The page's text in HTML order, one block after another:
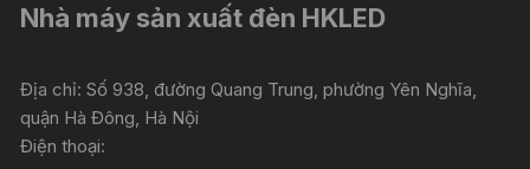
Nhà máy sản xuất đèn HKLED
Địa chỉ: Số 938, đường Quang Trung, phường Yên Nghĩa,
quận Hà Đông, Hà Nội
Điện thoại: